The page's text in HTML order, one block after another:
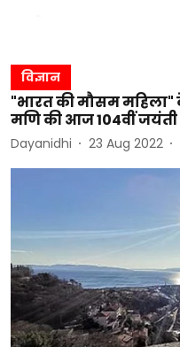
विज्ञान
"भारत की मौसम महिला"
मणि की आज 104वीं जयंती
Dayanidhi 23 Aug 2022